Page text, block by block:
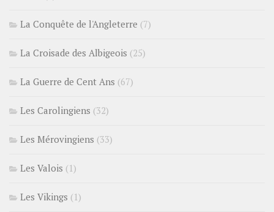
La Conquête de l'Angleterre (7)
La Croisade des Albigeois (25)
La Guerre de Cent Ans (67)
Les Carolingiens (32)
Les Mérovingiens (33)
Les Valois (1)
Les Vikings (1)